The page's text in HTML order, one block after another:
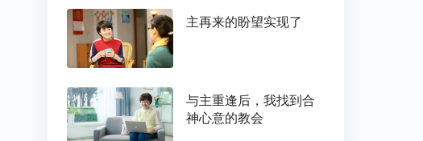
主再来的盼望实现了
与主重逢后，我找到合
神心意的教会